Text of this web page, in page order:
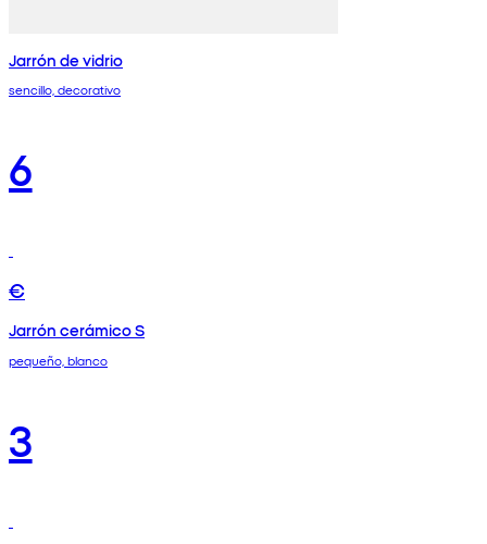
Jarrón de vidrio
sencillo, decorativo
6
€
Jarrón cerámico S
pequeño, blanco
3